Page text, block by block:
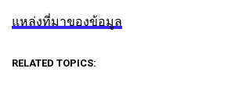
แหล่งที่มาของข้อมูล
RELATED TOPICS: